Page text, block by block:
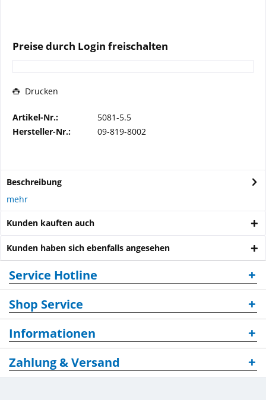
Preise durch Login freischalten
Drucken
Artikel-Nr.:
5081-5.5
Hersteller-Nr.:
09-819-8002
Beschreibung
mehr
Kunden kauften auch
Kunden haben sich ebenfalls angesehen
Service Hotline
Shop Service
Informationen
Zahlung & Versand